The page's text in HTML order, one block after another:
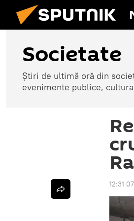
Societate
Știri de ultimă oră din
evenimente publice,
12:31